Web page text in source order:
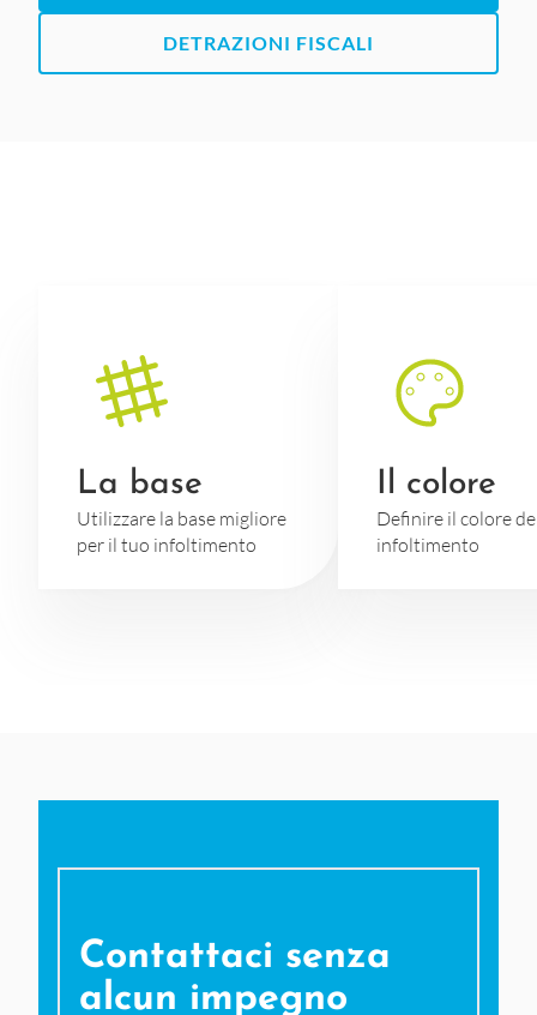
DETRAZIONI FISCALI
La base
Utilizzare la base migliore
per il tuo infoltimento
Il colore
Definire il colore
infoltimento
Contattaci senza
alcun impegno